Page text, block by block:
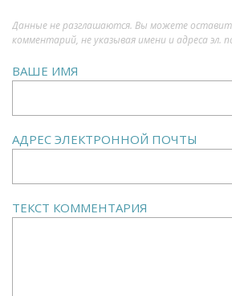
Данные не разглашаются. Вы можете
комментарий, не указывая имени и адреса эл.
ВАШЕ ИМЯ
АДРЕС ЭЛЕКТРОННОЙ ПОЧТЫ
ТЕКСТ КОММЕНТАРИЯ